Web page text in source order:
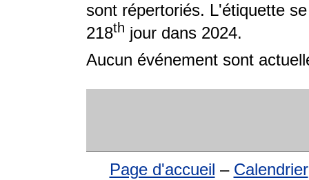
sont répertoriés. L'étiquette
218th jour dans 2024.
Aucun événement sont
Page d'accueil – Calendrier